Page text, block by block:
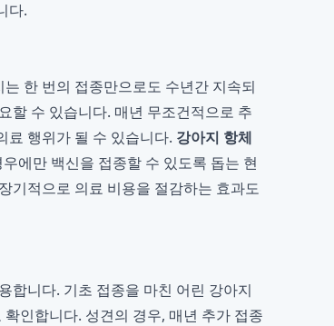
다.
한 번의 접종만으로도 수년간 지속되
할 수 있습니다. 매년 무조건적으로 추
료 행위가 될 수 있습니다. 강아지 항체
에만 백신을 접종할 수 있도록 돕는 현
기적으로 의료 비용을 절감하는 효과도
합니다. 기초 접종을 마친 어린 강아지
인합니다. 성견의 경우, 매년 추가 접종